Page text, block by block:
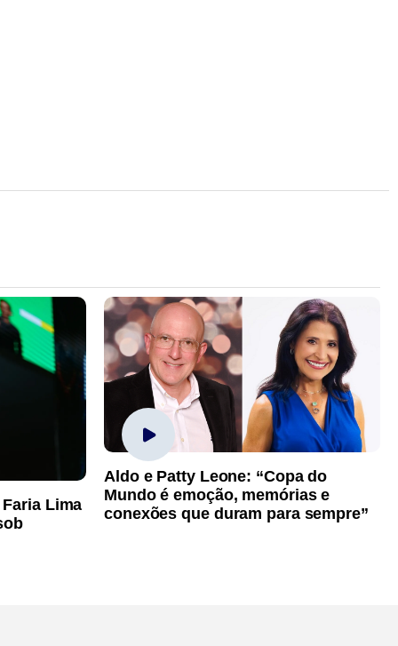
Lima
Aldo e Patty Leone: “Copa do
Mundo é emoção, memórias e
conexões que duram para sempre”